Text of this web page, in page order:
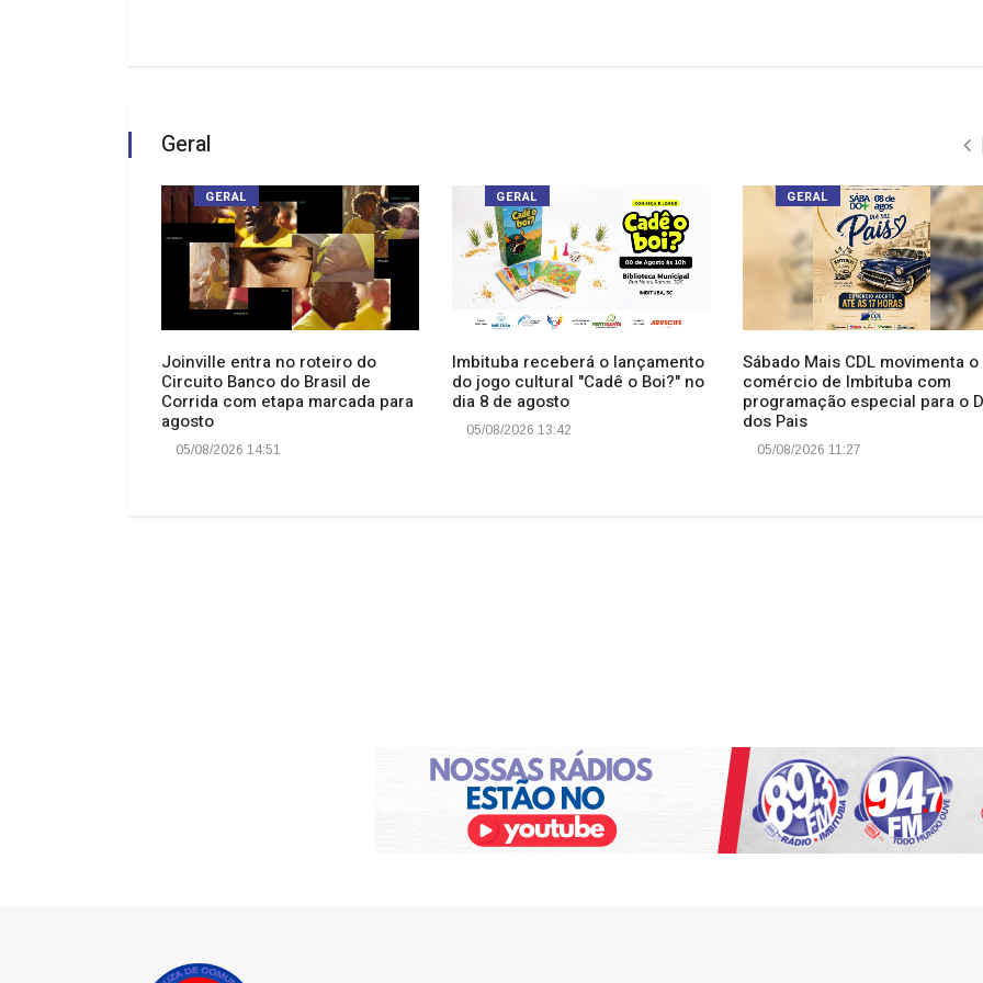
Geral
GERAL
Joinville entra no roteiro do
Circuito Banco do Brasil de
Corrida com etapa marcada para
agosto
05/08/2026 14:51
GERAL
Imbituba receberá o lançamento
do jogo cultural "Cadê o Boi?" no
dia 8 de agosto
05/08/2026 13:42
GERAL
Sábado Mais CDL movimenta o
comércio de Imbituba com
programação especial para o
dos Pais
05/08/2026 11:27